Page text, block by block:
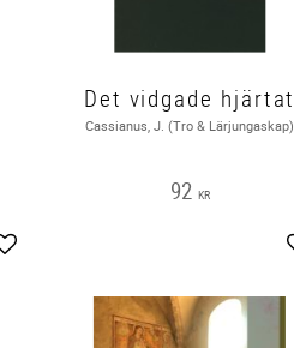
Lägg till i favoriter
Det vidgade hjärtat
Cassianus, J. (Tro & Lärjungaskap)
92 KR